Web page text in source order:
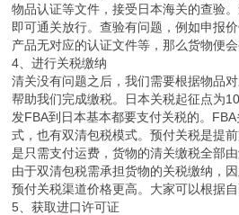
物品认证等文件，接受日本海关的查验
即可通关放行。查验有问题，例如申报
产品无对应的认证文件等，那么货物便会
4、进行关税缴纳
清关没有问题之后，我们需要根据物品
帮助我们完成缴税。日本关税起征点为
发FBA到日本基本都要支付关税的。
式，也有双清包税模式。预付关税是提
是只需支付运费，货物的清关缴税全部由
由于双清包税需承担货物的关税缴纳，
预付关税渠道价格更高。大家可以根据
5、获取进口许可证